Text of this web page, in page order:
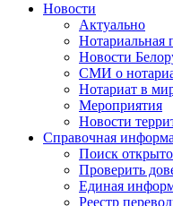
Новости
Актуально
Нотариальная
Новости
СМИ о
Нотариат в
Мероприятия
Новости
Справочная
Поиск
Проверить
Единая
Реестр